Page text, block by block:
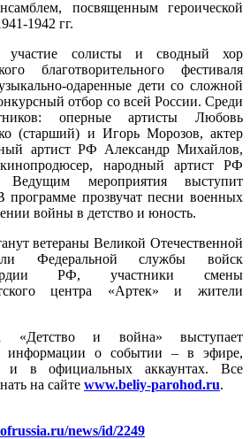
посвященным героической
1942 гг.
участие солисты и сводный хор
благотворительного фестиваля
одаренные дети со сложной
отбор со всей России. Среди
оперные артисты Любовь
(старший) и Игорь Морозов, актер
артист РФ Александр Михайлов,
народный артист РФ
Ведущим мероприятия выступит
прозвучат песни военных
войны в детство и юность.
ветераны Великой Отечественной
Федеральной службы войск
РФ, участники смены
центра «Артек» и жители
«Детство и война» выступает
информации о событии – в эфире,
и в официальных аккаунтах. Все
на сайте www.beliy-parohod.ru.
news/id/2249